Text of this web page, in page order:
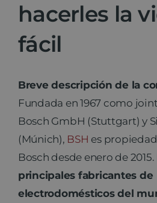
hacerles la
fácil
Breve descripción de la
Fundada en 1967 como
Bosch GmbH (Stuttgart) y
(Múnich), BSH es
Bosch desde enero de 2015.
principales fabricantes de
electrodomésticos del